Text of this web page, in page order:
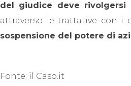
del giudice deve rivolgersi
attraverso le trattative con i
sospensione del potere di
Fonte: il Caso.it